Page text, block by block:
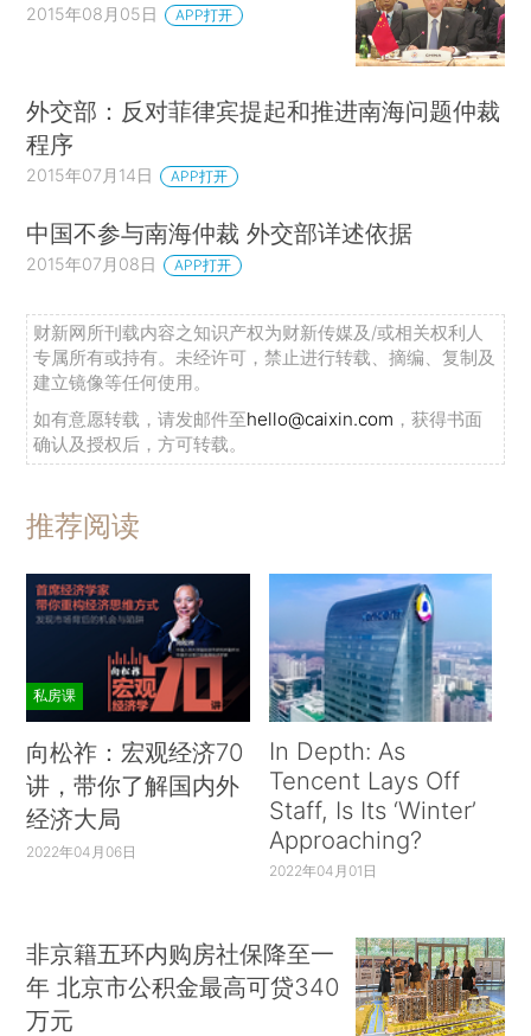
2015年08月05日 APP打开
外交部：反对菲律宾提起和推进南海问题仲裁
程序
2015年07月14日 APP打开
中国不参与南海仲裁 外交部详述依据
2015年07月08日 APP打开
财新网所刊载内容之知识产权为财新传媒及/或相关权利人
专属所有或持有。未经许可，禁止进行转载、摘编、复制及
建立镜像等任何使用。
如有意愿转载，请发邮件至hello@caixin.com ，获得书面
确认及授权后，方可转载。
推荐阅读
私房课
向松祚：宏观经济70
讲，带你了解国内外
经济大局
2022年04月06日
In Depth: As
Tencent Lays Off
Staff, Is Its ‘Winter’
Approaching?
2022年04月01日
非京籍五环内购房社保降至一
年 北京市公积金最高可贷340
万元